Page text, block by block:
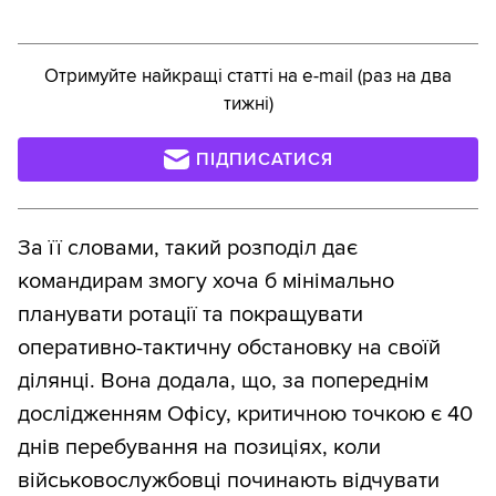
Отримуйте найкращі статті на e-mail (раз на два
тижні)
ПІДПИСАТИСЯ
За її словами, такий розподіл дає
командирам змогу хоча б мінімально
планувати ротації та покращувати
оперативно-тактичну обстановку на своїй
ділянці. Вона додала, що, за попереднім
дослідженням Офісу, критичною точкою є 40
днів перебування на позиціях, коли
військовослужбовці починають відчувати